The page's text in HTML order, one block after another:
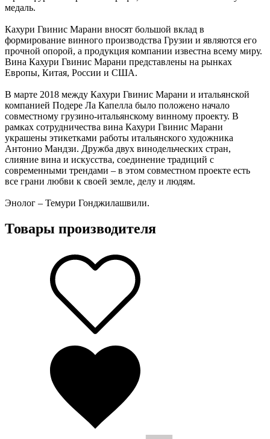
медаль.
Кахури Гвинис Марани вносят большой вклад в
формирование винного производства Грузии и являются его
прочной опорой, а продукция компании известна всему миру.
Вина Кахури Гвинис Марани представлены на рынках
Европы, Китая, России и США.
В марте 2018 между Кахури Гвинис Марани и итальянской
компанией Подере Ла Капелла было положено начало
совместному грузино-итальянскому винному проекту. В
рамках сотрудничества вина Кахури Гвинис Марани
украшены этикетками работы итальянского художника
Антонио Мандзи. Дружба двух винодельческих стран,
слияние вина и искусства, соединение традиций с
современными трендами – в этом совместном проекте есть
все грани любви к своей земле, делу и людям.
Энолог – Темури Гонджилашвили.
Товары производителя